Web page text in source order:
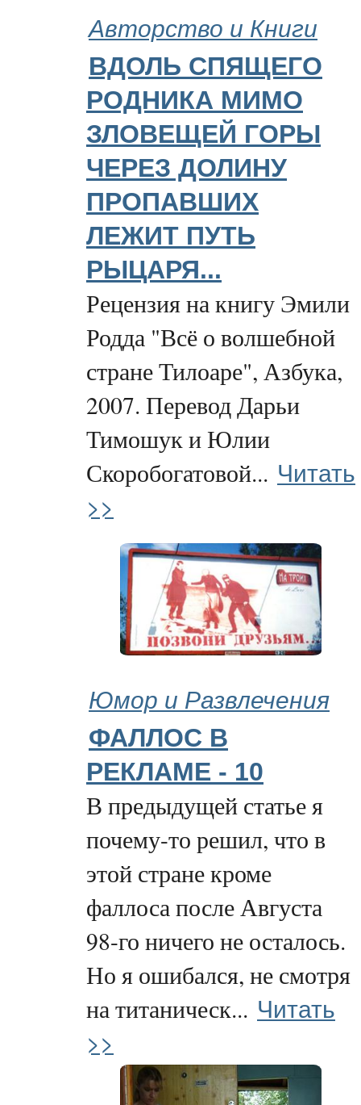
Авторство и Книги
ВДОЛЬ СПЯЩЕГО
РОДНИКА МИМО
ЗЛОВЕЩЕЙ ГОРЫ
ЧЕРЕЗ ДОЛИНУ
ПРОПАВШИХ
ЛЕЖИТ ПУТЬ
РЫЦАРЯ...
Рецензия на книгу Эмили
Родда "Всё о волшебной
стране Тилоаре", Азбука,
2007. Перевод Дарьи
Тимошук и Юлии
Скоробогатовой... Читать
>>
Юмор и Развлечения
ФАЛЛОС В
РЕКЛАМЕ - 10
В предыдущей статье я
почему-то решил, что в
этой стране кроме
фаллоса после Августа
98-го ничего не осталось.
Но я ошибался, не смотря
на титаническ... Читать
>>